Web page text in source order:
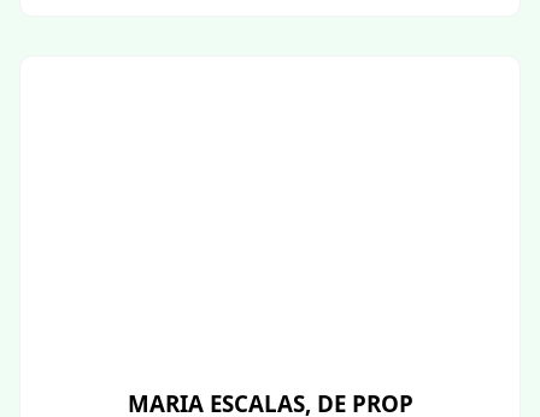
MARIA ESCALAS, DE PROP